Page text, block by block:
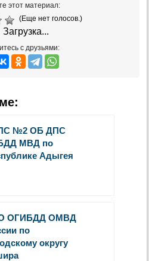
этот материал:
(Еще нет голосов.)
Загрузка...
с друзьями:
№2 ОБ ДПС
МВД по
Адыгея
ОГИБДД ОМВД
по
округу